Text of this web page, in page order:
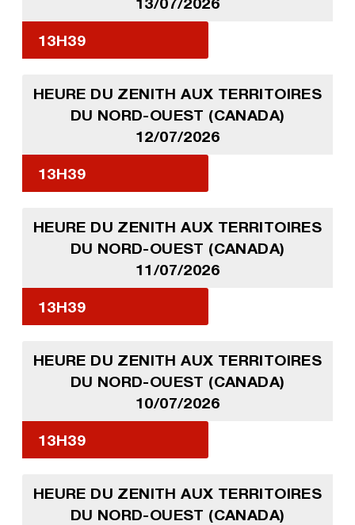
13H39
HEURE DU ZENITH AUX TERRITOIRES
DU NORD-OUEST (CANADA)
12/07/2026
13H39
HEURE DU ZENITH AUX TERRITOIRES
DU NORD-OUEST (CANADA)
11/07/2026
13H39
HEURE DU ZENITH AUX TERRITOIRES
DU NORD-OUEST (CANADA)
10/07/2026
13H39
HEURE DU ZENITH AUX TERRITOIRES
DU NORD-OUEST (CANADA)